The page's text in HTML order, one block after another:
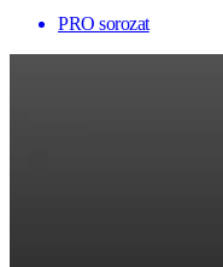
PRO sorozat